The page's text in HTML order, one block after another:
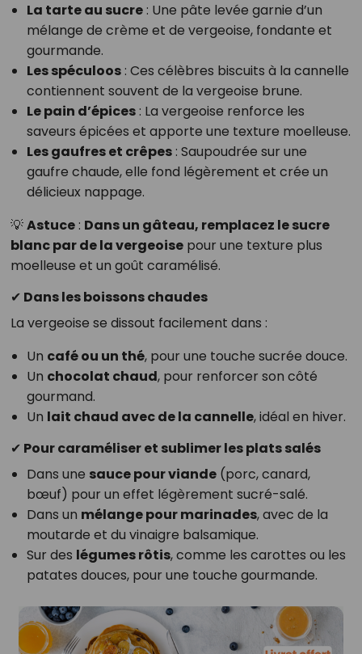
La tarte au sucre: Une pâte levée garnie d’un
mélange de crème et de vergeoise, fondante et
gourmande.
Les spéculoos: Ces célèbres biscuits à la cannelle
contiennent souvent de la vergeoise brune.
Le pain d’épices: La vergeoise renforce les
saveurs épicées et apporte une texture moelleuse.
Les gaufres et crêpes: Saupoudrée sur une
gaufre chaude, elle fond légèrement et crée un
délicieux nappage.
💡Astuce: Dans un gâteau, remplacez le sucre
blanc par de la vergeoisepour une texture plus
moelleuse et un goût caramélisé.
✔ Dans les boissons chaudes
La vergeoise se dissout facilement dans :
Un café ou un thé, pour une touche sucrée douce.
Un chocolat chaud, pour renforcer son côté
gourmand.
Un lait chaud avec de la cannelle, idéal en hiver.
✔ Pour caraméliser et sublimer les plats salés
Dans une sauce pour viande(porc, canard,
bœuf) pour un effet légèrement sucré-salé.
Dans un mélange pour marinades, avec de la
moutarde et du vinaigre balsamique.
Sur des légumes rôtis, comme les carottes ou les
patates douces, pour une touche gourmande.